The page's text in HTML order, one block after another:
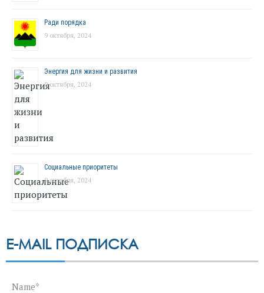
Ради порядка
9 октября, 2024
Энергия для жизни и развития
9 октября, 2024
Социальные приоритеты
9 октября, 2024
E-MAIL ПОДПИСКА
Name*